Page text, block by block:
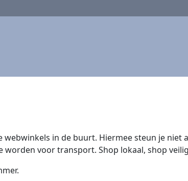
in de buurt. Hiermee steun je niet
voor transport. Shop lokaal, shop